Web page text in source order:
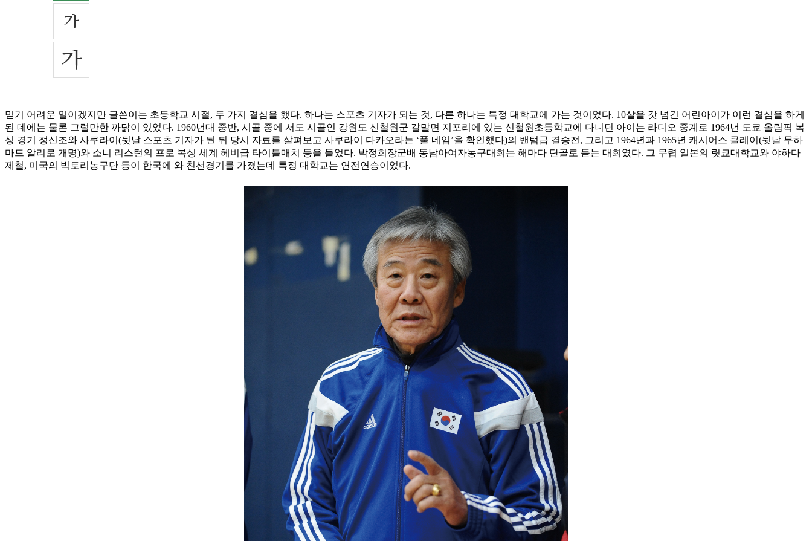
믿기 어려운 일이겠지만 글쓴이는 초등학교 시절, 두 가지 결심을 했다. 하나는 스포츠 기자가 되는 것, 다른 하나는 특정 대학교에 가는 것이었다. 10살을 갓 넘긴 어린아이가 이런 결심을 하게
된 데에는 물론 그럴만한 까닭이 있었다. 1960년대 중반, 시골 중에 서도 시골인 강원도 신철원군 갈말면 지포리에 있는 신철원초등학교에 다니던 아이는 라디오 중계로 1964년 도쿄 올림픽 복
싱 경기 정신조와 사쿠라이(뒷날 스포츠 기자가 된 뒤 당시 자료를 살펴보고 사쿠라이 다카오라는 ‘풀 네임’을 확인했다)의 밴텀급 결승전, 그리고 1964년과 1965년 캐시어스 클레이(뒷날 무하
마드 알리로 개명)와 소니 리스턴의 프로 복싱 세계 헤비급 타이틀매치 등을 들었다. 박정희장군배 동남아여자농구대회는 해마다 단골로 듣는 대회였다. 그 무렵 일본의 릿쿄대학교와 야하다
제철, 미국의 빅토리농구단 등이 한국에 와 친선경기를 가졌는데 특정 대학교는 연전연승이었다.